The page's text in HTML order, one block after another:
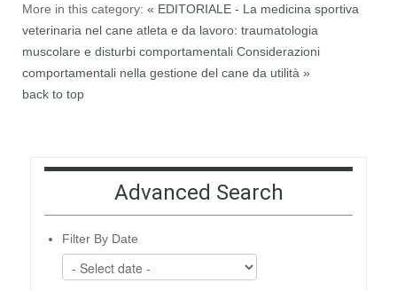
More in this category: « EDITORIALE - La medicina sportiva
veterinaria nel cane atleta e da lavoro: traumatologia
muscolare e disturbi comportamentali Considerazioni
comportamentali nella gestione del cane da utilità »
back to top
Advanced Search
Filter By Date